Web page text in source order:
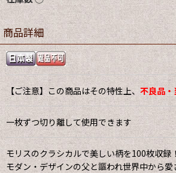
商品詳細
【ご注意】この商品はその特性上、 不良品
一枚ずつ切り離して使用できます
モリスのクラシカルで美しい柄を100枚収録
モダン・デザインの父と謳われ世界中から